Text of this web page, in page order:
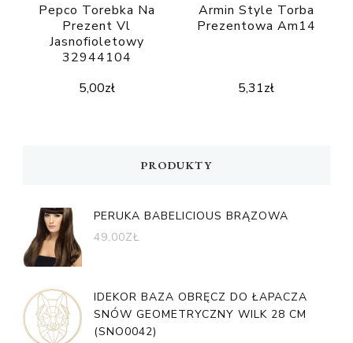
Pepco Torebka Na
Prezent Vl
Jasnofioletowy
32944104
5,00zł
Armin Style Torba
Prezentowa Am14
5,31zł
PRODUKTY
PERUKA BABELICIOUS BRĄZOWA
49,00ZŁ
IDEKOR BAZA OBRĘCZ DO ŁAPACZA
SNÓW GEOMETRYCZNY WILK 28 CM
(SNO0042)